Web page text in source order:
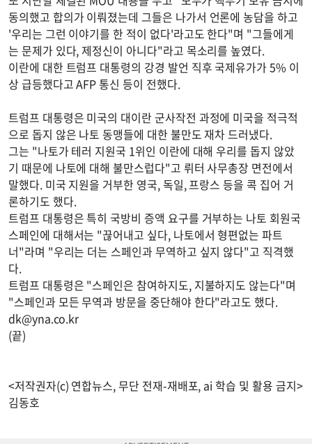
동의했고 합의가 이뤄졌는데 그들은 나가서 언론에 농담을 하고
'우리는 그런 이야기를 한 적이 없다'라고도 한다"며 "그들에게
는 문제가 있다, 제정신이 아니다"라고 목소리를 높였다.
이란에 대한 트럼프 대통령의 강경 발언 직후 국제유가가 5% 이
상 급등했다고 AFP 통신 등이 전했다.
트럼프 대통령은 미국의 대이란 군사작전 과정에 미국을 적극적
으로 돕지 않은 나토 동맹들에 대한 불만도 재차 드러냈다.
그는 "나토가 테러 지원국 1위인 이란에 대해 우리를 돕지 않았
기 때문에 나토에 대해 불만스럽다"고 뤼터 사무총장 면전에서
말했다. 미국 지원을 거부한 영국, 독일, 프랑스 등을 콕 집어 거
론하기도 했다.
트럼프 대통령은 특히 국방비 증액 요구를 거부하는 나토 회원국
스페인에 대해서는 "끊어내고 싶다, 나토에서 형편없는 파트
너"라며 "우리는 더는 스페인과 무역하고 싶지 않다"고 직격했
다.
트럼프 대통령은 "스페인은 참여하지도, 지불하지도 않는다"며
"스페인과 모든 무역과 방문을 중단해야 한다"라고도 했다.
dk@yna.co.kr
(끝)
<저작권자(c) 연합뉴스, 무단 전재-재배포, ai 학습 및 활용 금지>
김동호